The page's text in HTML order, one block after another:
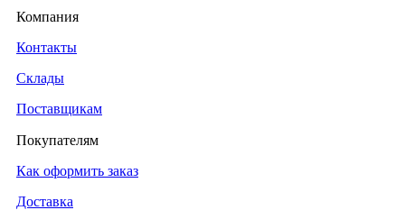
Компания
Контакты
Склады
Поставщикам
Покупателям
Как оформить заказ
Доставка